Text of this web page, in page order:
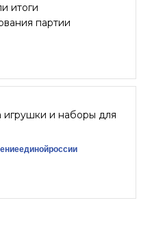
итоги
партии
игрушки и наборы для